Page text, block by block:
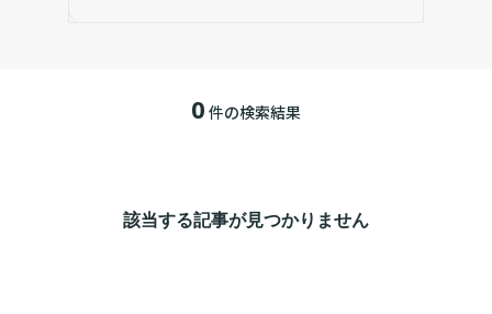
0 件の検索結果
該当する記事が見つかりません